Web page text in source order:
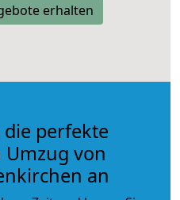
erhalten
perfekte
von
an